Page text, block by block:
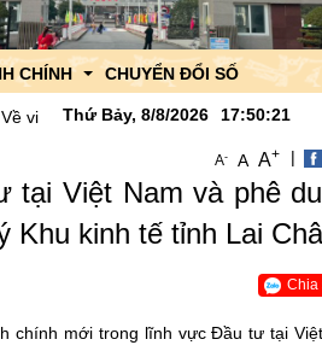
CHÍNH
Ma Lù Thàng
CHUYỂN ĐỔI SỐ
bố danh mục thủ tục hành chính được
Thứ Bảy, 8/8/2026 17:50:23
A- A A+ |
tại Việt Nam và phê
Khu kinh tế tỉnh Lai
Chia
chính mới trong lĩnh vực Đầu tư tại